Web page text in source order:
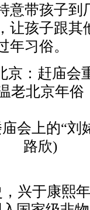
意带孩子到
让孩子跟其
年习俗。
会上的“刘
路欣)
兴于康熙